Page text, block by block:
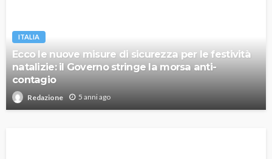
ITALIA
Ecco le nuove misure di sicurezza per le festività
natalizie: il Governo stringe la morsa anti-
contagio
Redazione 5 anni ago